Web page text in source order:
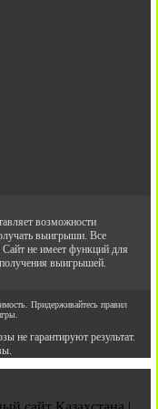
возможности
выигрыши. Все
не имеет функций для
выигрышей.
Придерживайтесь правил
не гарантируют результат.